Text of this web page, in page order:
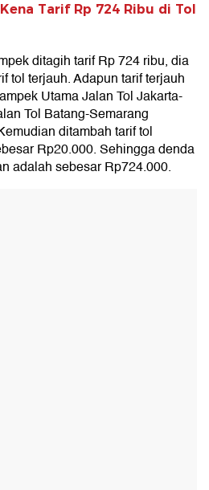
Tarif Rp 724 Ribu di Tol
ditagih tarif Rp 724 ribu, dia
tol terjauh. Adapun tarif terjauh
Utama Jalan Tol Jakarta-
Tol Batang-Semarang
ditambah tarif tol
Rp20.000. Sehingga denda
adalah sebesar Rp724.000.